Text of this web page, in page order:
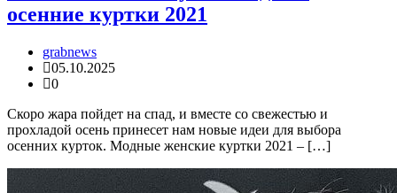
осенние куртки 2021
grabnews
05.10.2025
0
Скоро жара пойдет на спад, и вместе со свежестью и
прохладой осень принесет нам новые идеи для выбора
осенних курток. Модные женские куртки 2021 – […]